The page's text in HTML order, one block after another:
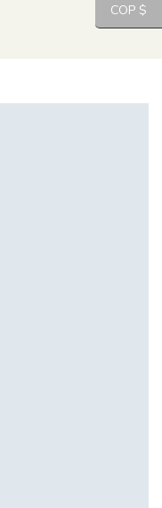
COP $